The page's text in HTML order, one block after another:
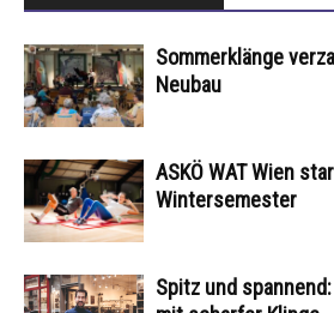
Sommerklänge
Neubau
ASKÖ WAT Wien
Wintersemester
Spitz und